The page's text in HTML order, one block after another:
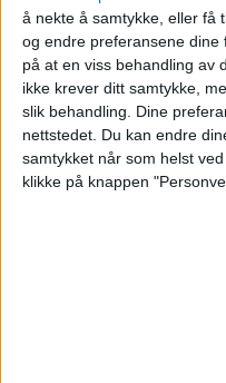
å nekte å samtykke, eller få
og endre preferansene dine
på at en viss behandling av
ikke krever ditt samtykke,
slik behandling. Dine
nettstedet. Du kan endre
samtykket når som helst
klikke på knappen
dette tidspunktet,
Dagbladet peker
journalistisk
bildeutsnitt i en